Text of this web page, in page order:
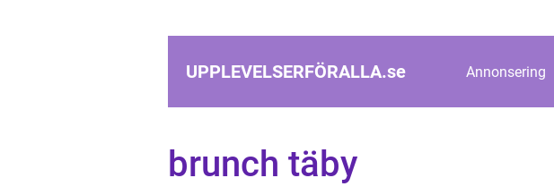
UPPLEVELSERFÖRALLA.se Annonsering
brunch täby